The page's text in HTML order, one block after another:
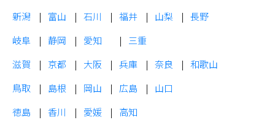
新潟
富山 石川 福井 山梨
長野
岐阜
静岡 愛知
三重
滋賀
京都 大阪 兵庫 奈良
和歌山
鳥取
島根 岡山 広島
山口
徳島
香川 愛媛
高知